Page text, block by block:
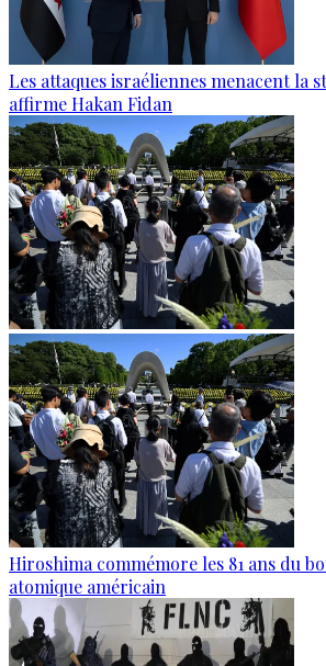
Les attaques israéliennes menacent la
affirme Hakan Fidan
Hiroshima commémore les 81 ans du
atomique américain